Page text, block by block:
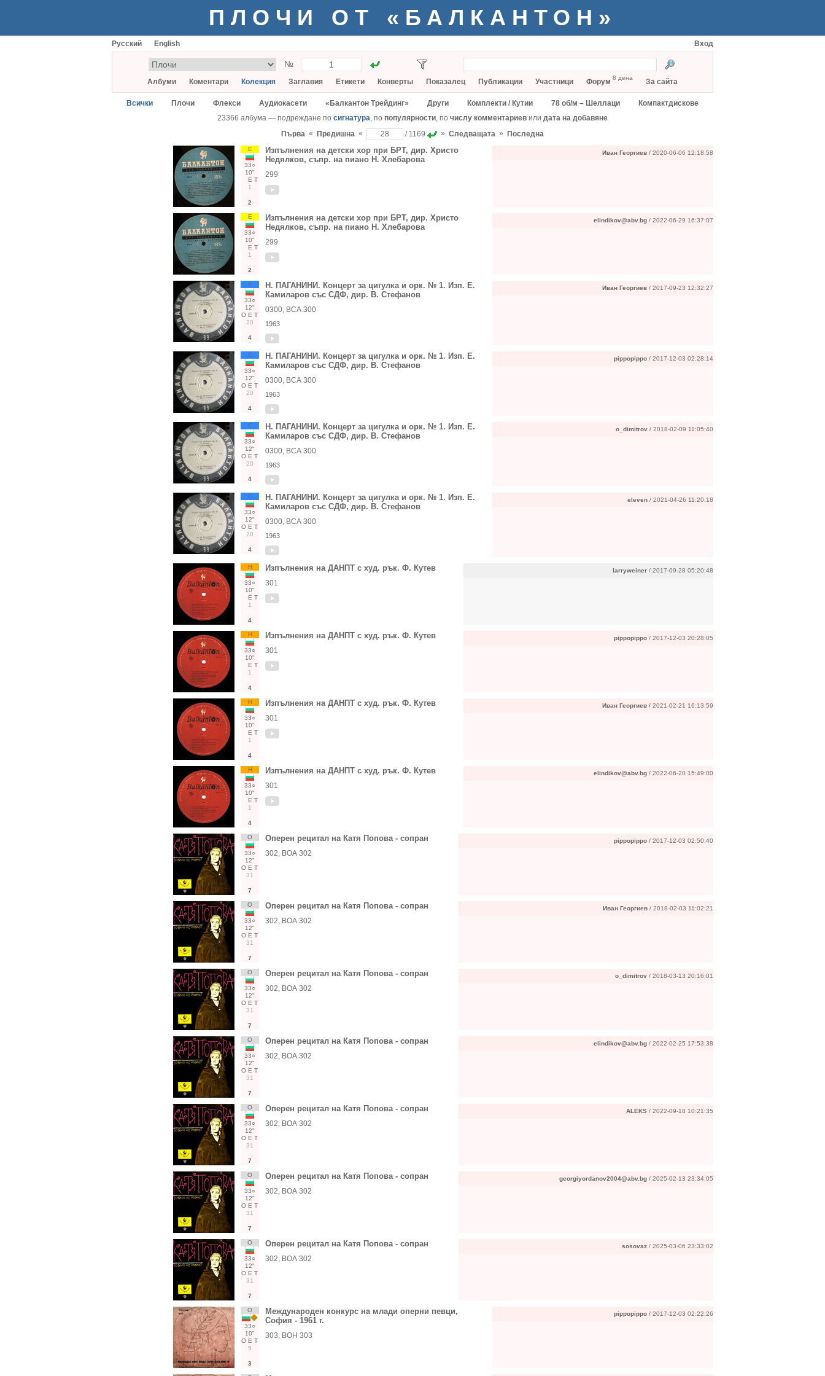
ПЛОЧИ ОТ «БАЛКАНТОН»
Русский English Вход
№
Албуми Коментари Колекция Заглавия Етикети Конверты Показалец Публикации Участници Форум 8 дена За сайта
Всички Плочи Флекси Аудиокасети «Балкантон Трейдинг» Други Комплекти / Кутии 78 об/м – Шеллаци
Компактдискове
23366 албума — подреждане по сигнатура, по популярности, по числу комментариев или дата на добавяне
Първа « Предишна « / 1169 » Следващата » Последна
Е
33○
10"
Е Т
1
2
Изпълнения на детски хор при БРТ, дир. Христо
Недялков, съпр. на пиано Н. Хлебарова
299
Иван Георгиев / 2020-06-06 12:18:58
Е
33○
10"
Е Т
1
2
Изпълнения на детски хор при БРТ, дир. Христо
Недялков, съпр. на пиано Н. Хлебарова
299
elindikov@abv.bg / 2022-06-29 16:37:07
С
33○
12"
О Е Т
20
4
Н. ПАГАНИНИ. Концерт за цигулка и орк. № 1. Изп. Е.
Камиларов със СДФ, дир. В. Стефанов
0300, ВСА 300
1963
Иван Георгиев / 2017-09-23 12:32:27
С
33○
12"
О Е Т
20
4
Н. ПАГАНИНИ. Концерт за цигулка и орк. № 1. Изп. Е.
Камиларов със СДФ, дир. В. Стефанов
0300, ВСА 300
1963
pippopippo / 2017-12-03 02:28:14
С
33○
12"
О Е Т
20
4
Н. ПАГАНИНИ. Концерт за цигулка и орк. № 1. Изп. Е.
Камиларов със СДФ, дир. В. Стефанов
0300, ВСА 300
1963
o_dimitrov / 2018-02-09 11:05:40
С
33○
12"
О Е Т
20
4
Н. ПАГАНИНИ. Концерт за цигулка и орк. № 1. Изп. Е.
Камиларов със СДФ, дир. В. Стефанов
0300, ВСА 300
1963
eleven / 2021-04-26 11:20:18
Н
33○
10"
Е Т
1
4
Изпълнения на ДАНПТ с худ. рък. Ф. Кутев
301
larryweiner / 2017-09-28 05:20:48
Н
33○
10"
Е Т
1
4
Изпълнения на ДАНПТ с худ. рък. Ф. Кутев
301
pippopippo / 2017-12-03 20:28:05
Н
33○
10"
Е Т
1
4
Изпълнения на ДАНПТ с худ. рък. Ф. Кутев
301
Иван Георгиев / 2021-02-21 16:13:59
Н
33○
10"
Е Т
1
4
Изпълнения на ДАНПТ с худ. рък. Ф. Кутев
301
elindikov@abv.bg / 2022-06-20 15:49:00
О
33○
12"
О Е Т
31
7
Оперен рецитал на Катя Попова - сопран
302, ВОА 302
pippopippo / 2017-12-03 02:50:40
О
33○
12"
О Е Т
31
7
Оперен рецитал на Катя Попова - сопран
302, ВОА 302
Иван Георгиев / 2018-02-03 11:02:21
О
33○
12"
О Е Т
31
7
Оперен рецитал на Катя Попова - сопран
302, ВОА 302
o_dimitrov / 2018-03-13 20:16:01
О
33○
12"
О Е Т
31
7
Оперен рецитал на Катя Попова - сопран
302, ВОА 302
elindikov@abv.bg / 2022-02-25 17:53:38
О
33○
12"
О Е Т
31
7
Оперен рецитал на Катя Попова - сопран
302, ВОА 302
ALEKS / 2022-09-18 10:21:35
О
33○
12"
О Е Т
31
7
Оперен рецитал на Катя Попова - сопран
302, ВОА 302
georgiyordanov2004@abv.bg / 2025-02-13 23:34:05
О
33○
12"
О Е Т
31
7
Оперен рецитал на Катя Попова - сопран
302, ВОА 302
sosovaz / 2025-03-06 23:33:02
О
33○
10"
О Е Т
5
3
Международен конкурс на млади оперни певци,
София - 1961 г.
303, ВОН 303
pippopippo / 2017-12-03 02:22:26